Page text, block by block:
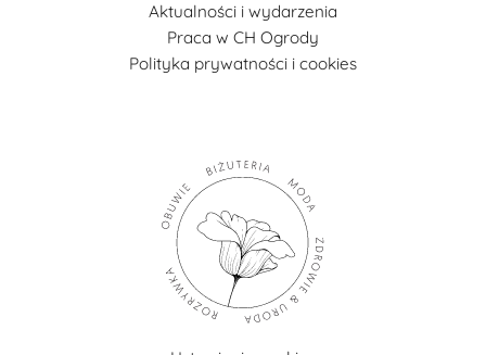
Aktualności i wydarzenia
Praca w CH Ogrody
Polityka prywatności i cookies